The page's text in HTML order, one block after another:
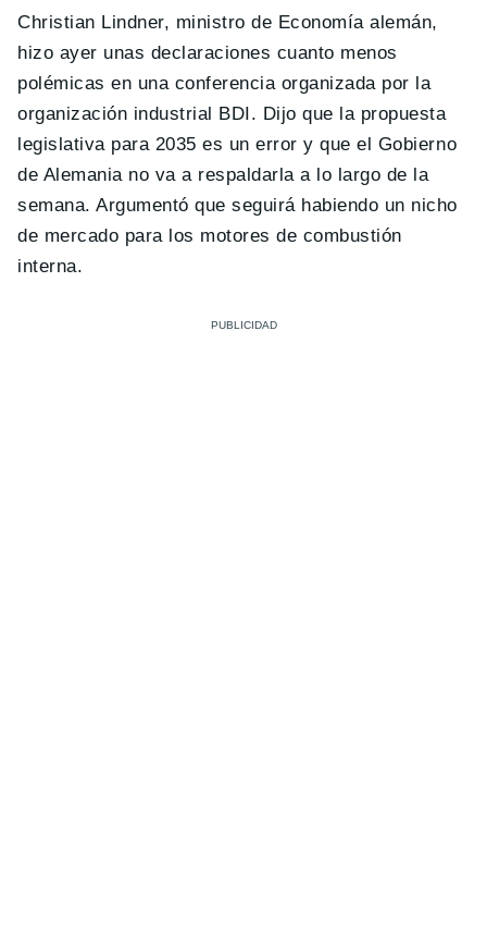
Christian Lindner, ministro de Economía alemán,
hizo ayer unas declaraciones cuanto menos
polémicas en una conferencia organizada por la
organización industrial BDI. Dijo que la propuesta
legislativa para 2035 es un error y que el Gobierno
de Alemania no va a respaldarla a lo largo de la
semana. Argumentó que seguirá habiendo un nicho
de mercado para los motores de combustión
interna.